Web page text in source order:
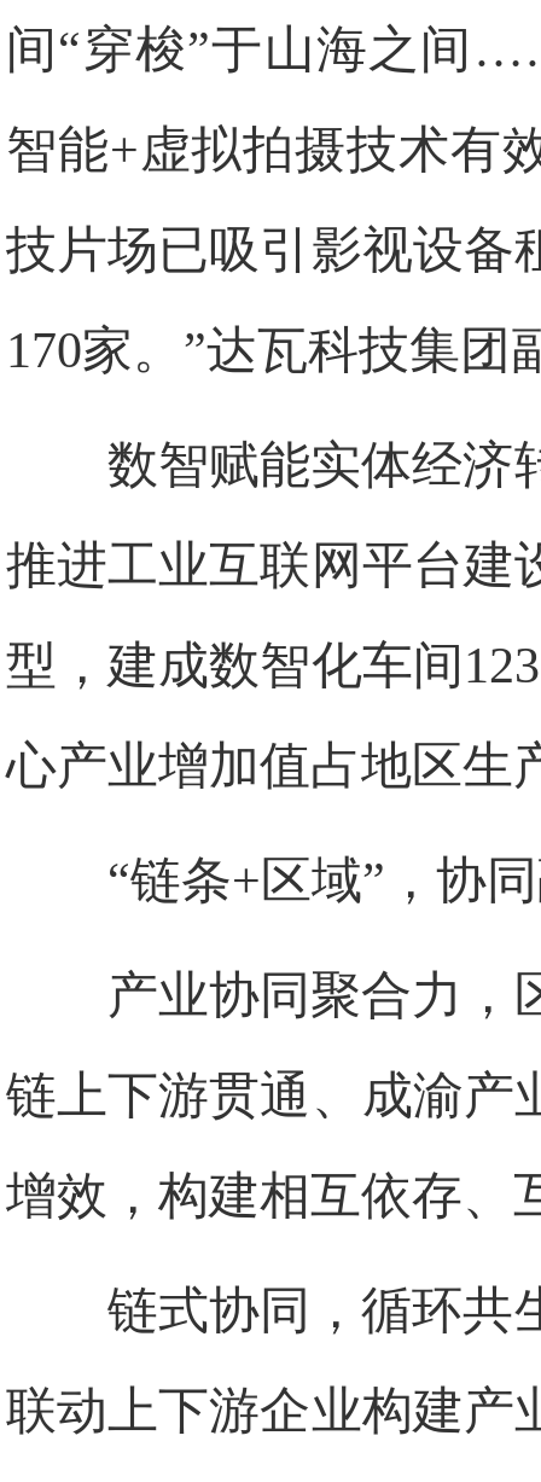
间“穿梭”于山海之间
智能+虚拟拍摄技术有
技片场已吸引影视设备
170家。”达瓦科技集团
数智赋能实体经济
推进工业互联网平台建
型，建成数智化车间
心产业增加值占地区生
“链条+区域”，协
产业协同聚合力，
链上下游贯通、成渝产
增效，构建相互依存、
链式协同，循环共
联动上下游企业构建产